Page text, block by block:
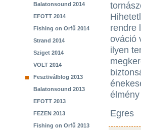
Balatonsound 2014
EFOTT 2014
Fishing on Orfű 2014
Strand 2014
Sziget 2014
VOLT 2014
Fesztiválblog 2013
Balatonsound 2013
EFOTT 2013
FEZEN 2013
Fishing on Orfű 2013
rendre
ováció
ilyen
Egres